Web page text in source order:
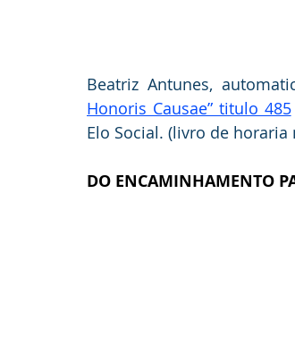
Beatriz Antunes,
Honoris Causae” titulo 485
Elo Social. (livro de horaria
DO ENCAMINHAMENTO